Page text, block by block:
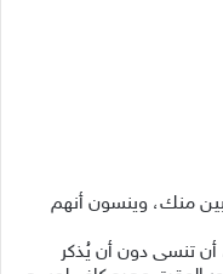
منك، وينسون أنهم
أن تنسى دون أن يُذكر